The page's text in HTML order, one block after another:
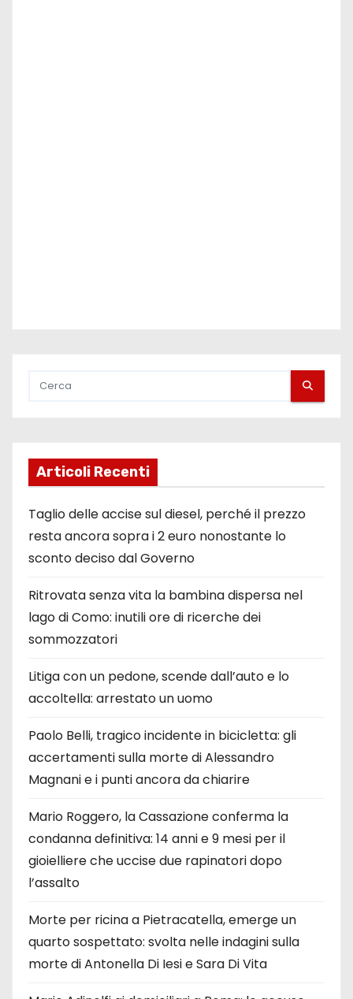
Articoli Recenti
Taglio delle accise sul diesel, perché il prezzo
resta ancora sopra i 2 euro nonostante lo
sconto deciso dal Governo
Ritrovata senza vita la bambina dispersa nel
lago di Como: inutili ore di ricerche dei
sommozzatori
Litiga con un pedone, scende dall’auto e lo
accoltella: arrestato un uomo
Paolo Belli, tragico incidente in bicicletta: gli
accertamenti sulla morte di Alessandro
Magnani e i punti ancora da chiarire
Mario Roggero, la Cassazione conferma la
condanna definitiva: 14 anni e 9 mesi per il
gioielliere che uccise due rapinatori dopo
l’assalto
Morte per ricina a Pietracatella, emerge un
quarto sospettato: svolta nelle indagini sulla
morte di Antonella Di Iesi e Sara Di Vita